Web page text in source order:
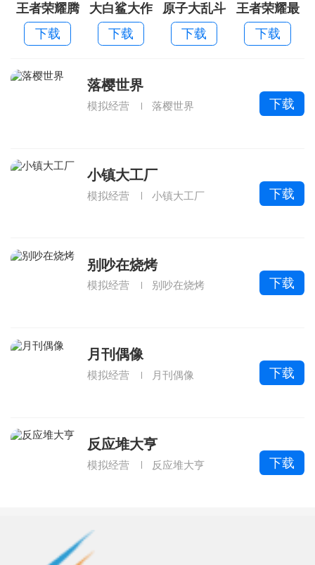
王者荣耀腾
讯手机版
下载
大白鲨大作
战2026
下载
原子大乱斗
下载
王者荣耀最
新版本
下载
落樱世界
模拟经营 落樱世界 下载
小镇大工厂
模拟经营 小镇大工厂 下载
别吵在烧烤
模拟经营 别吵在烧烤 下载
月刊偶像
模拟经营 月刊偶像 下载
反应堆大亨
模拟经营 反应堆大亨 下载